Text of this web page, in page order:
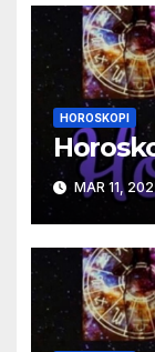
HOROSKOPI
MAR 11,